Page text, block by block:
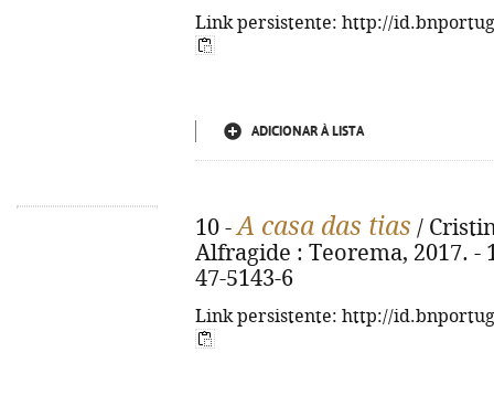
Link persistente: http://
ADICIONAR À LISTA
10 -A casa das tias /
Alfragide : Teorema, 2017. -
47-5143-6
Link persistente: http://